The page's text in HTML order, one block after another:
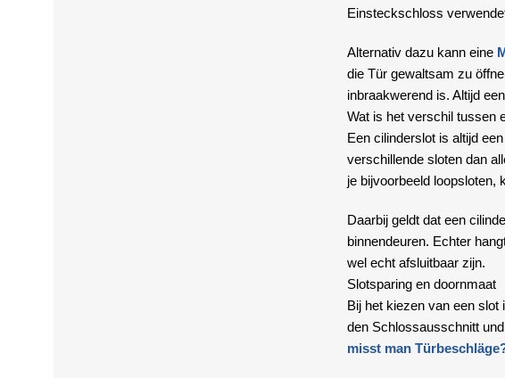
Einsteckschloss
Alternativ dazu kann eine
die Tür gewaltsam zu
inbraakwerend is. Altijd
Wat is het verschil tussen
Een cilinderslot is altijd
verschillende sloten dan
je bijvoorbeeld loopsloten,
Daarbij geldt dat een
binnendeuren. Echter
wel echt afsluitbaar zijn.
Slotsparing en doornmaat
Bij het kiezen van een
den Schlossausschnitt
misst man